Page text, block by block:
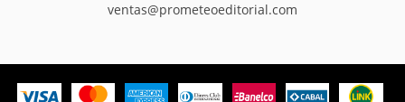
ventas@prometeoeditorial.com